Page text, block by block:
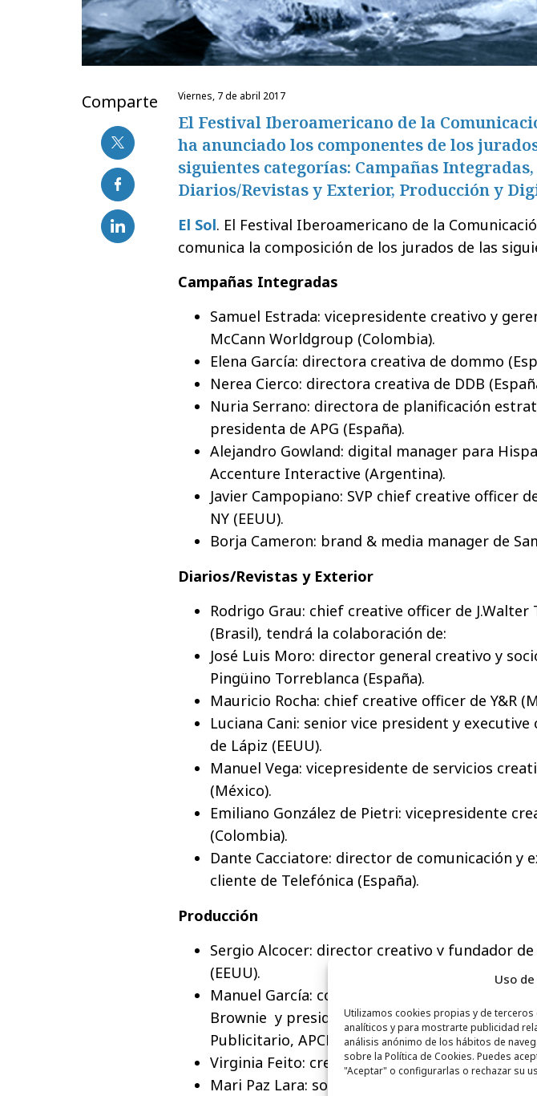
Uso
Utilizamos cookies propias y de
analíticos y para mostrarte publicidad
análisis anónimo de los hábitos de
sobre la Política de Cookies. Puedes
"Aceptar" o configurarlas o rechazar su
Comparte viernes, 7 de abril 2017
El Festival Iberoamericano de la
ha anunciado los componentes de los
siguientes categorías: Campañas Integradas,
Diarios/Revistas y Exterior, Producción y
El Sol. El Festival Iberoamericano de la
comunica la composición de los jurados de las
Campañas Integradas
Samuel Estrada: vicepresidente creativo y
McCann Worldgroup (Colombia).
Elena García: directora creativa de dommo
Nerea Cierco: directora creativa de DDB
Nuria Serrano: directora de planificación
presidenta de APG (España).
Alejandro Gowland: digital manager para
Accenture Interactive (Argentina).
Javier Campopiano: SVP chief creative officer
NY (EEUU).
Borja Cameron: brand & media manager de
Diarios/Revistas y Exterior
Rodrigo Grau: chief creative officer de J.Walter
(Brasil), tendrá la colaboración de:
José Luis Moro: director general creativo y
Pingüino Torreblanca (España).
Mauricio Rocha: chief creative officer de Y&R
Luciana Cani: senior vice president y
de Lápiz (EEUU).
Manuel Vega: vicepresidente de servicios
(México).
Emiliano González de Pietri: vicepresidente
(Colombia).
Dante Cacciatore: director de comunicación y
cliente de Telefónica (España).
Producción
Sergio Alcocer: director creativo y fundador
(EEUU).
Manuel García: consejero delegado y productor
Brownie y presidente de Asociación de
Publicitario, APCP (España).
Virginia Feito: creativa de El Ruso de Rocky
Mari Paz Lara: socia fundadora y directora